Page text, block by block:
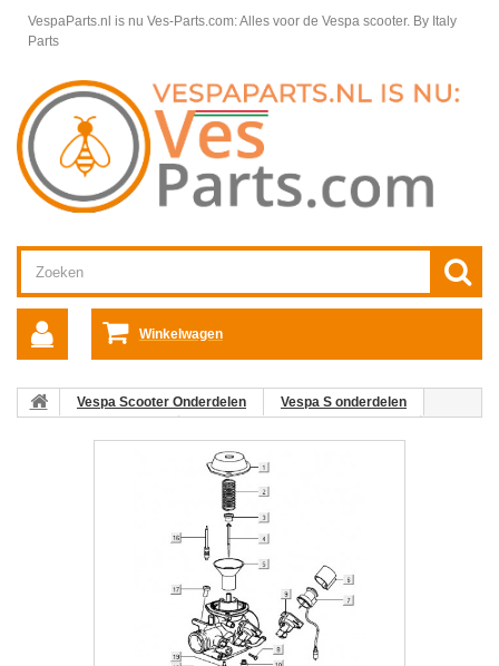
VespaParts.nl is nu Ves-Parts.com: Alles voor de Vespa scooter. By Italy
Parts
Winkelwagen
Vespa Scooter Onderdelen
Vespa S onderdelen
Kit automatische choke Vespa LX/S